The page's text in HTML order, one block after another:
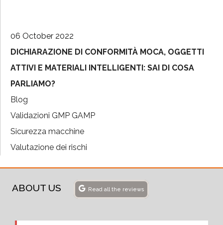
06 October 2022
DICHIARAZIONE DI CONFORMITÀ MOCA, OGGETTI
ATTIVI E MATERIALI INTELLIGENTI: SAI DI COSA
PARLIAMO?
Blog
Validazioni GMP GAMP
Sicurezza macchine
Valutazione dei rischi
ABOUT US Read all the reviews